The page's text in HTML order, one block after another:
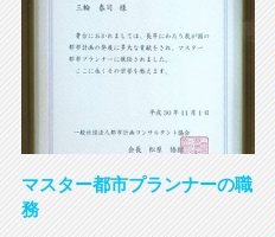
マスター都市プランナーの職
務